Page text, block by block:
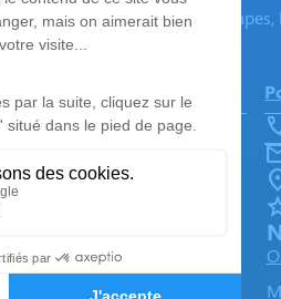
comportant de nombreuses
long des funérailles.
59133 - Phalempin